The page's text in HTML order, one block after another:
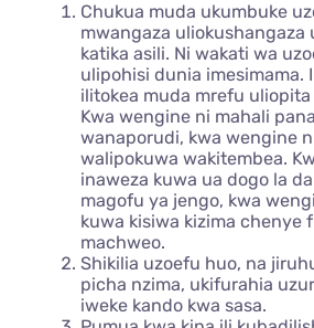
Chukua muda ukumbuke
mwangaza uliokushangaza
katika asili. Ni wakati wa
ulipohisi dunia imesimama.
ilitokea muda mrefu
Kwa wengine ni mahali
wanaporudi, kwa wengine
walipokuwa wakitembea.
inaweza kuwa ua dogo la
magofu ya jengo, kwa
kuwa kisiwa kizima chenye
machweo.
Shikilia uzoefu huo, na
picha nzima, ukifurahia
iweke kando kwa sasa.